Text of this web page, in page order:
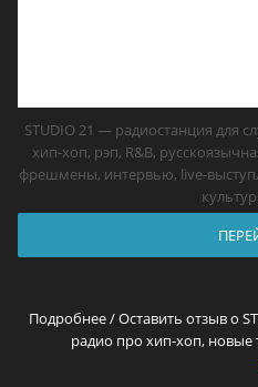
STUDIO 21 — радиостанция для
хип-хоп, рэп, R&B,
фрешмены, интервью, live-
Подробнее / Оставить отзыв о
радио про хип-хоп,